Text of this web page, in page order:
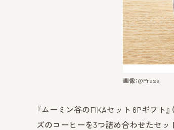
画像：@Press
『ムーミン谷のFIKAセット 6Pギフト
ズのコーヒーを3つ詰め合わせたセッ